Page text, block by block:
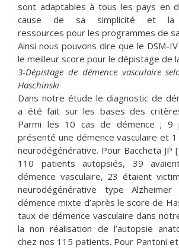
sont adaptables à tous les pays en
cause de sa simplicité et la
ressources pour les programmes de
Ainsi nous pouvons dire que le DSM-
le meilleur score pour le dépistage de
3-Dépistage de démence vasculaire
Haschinski
Dans notre étude le diagnostic de
a été fait sur les bases des
Parmi les 10 cas de démence ; 9
présenté une démence vasculaire et
neurodégénérative. Pour Baccheta JP
110 patients autopsiés, 39
démence vasculaire, 23 étaient
neurodégénérative type
démence mixte d’après le score de
taux de démence vasculaire dans
la non réalisation de l’autopsie
chez nos 115 patients. Pour Pantoni